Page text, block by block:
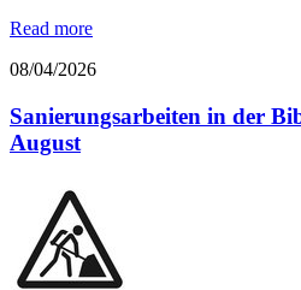
Read more
08/04/2026
Sanierungsarbeiten in der
August